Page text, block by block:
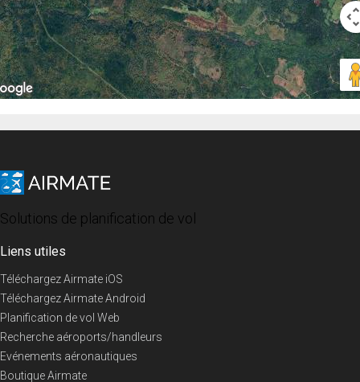
Solutions de planification de vol
Liens utiles
Téléchargez Airmate iOS
Téléchargez Airmate Android
Planification de vol Web
Recherche aéroports/handleurs
Evénements aéronautiques
Boutique Airmate